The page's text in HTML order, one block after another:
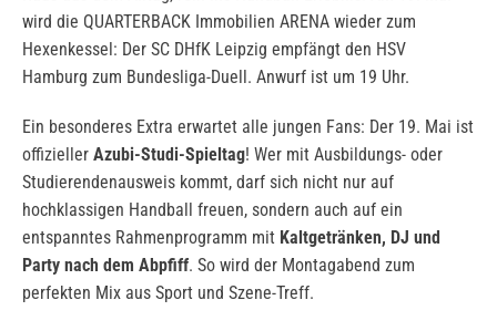
wird die QUARTERBACK Immobilien ARENA wieder zum
Hexenkessel: Der SC DHfK Leipzig empfängt den HSV
Hamburg zum Bundesliga-Duell. Anwurf ist um 19 Uhr.
Ein besonderes Extra erwartet alle jungen Fans: Der 19. Mai ist
offizieller Azubi-Studi-Spieltag! Wer mit Ausbildungs- oder
Studierendenausweis kommt, darf sich nicht nur auf
hochklassigen Handball freuen, sondern auch auf ein
entspanntes Rahmenprogramm mit Kaltgetränken, DJ und
Party nach dem Abpfiff. So wird der Montagabend zum
perfekten Mix aus Sport und Szene-Treff.